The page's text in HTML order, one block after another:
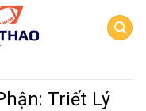
Triết Lý